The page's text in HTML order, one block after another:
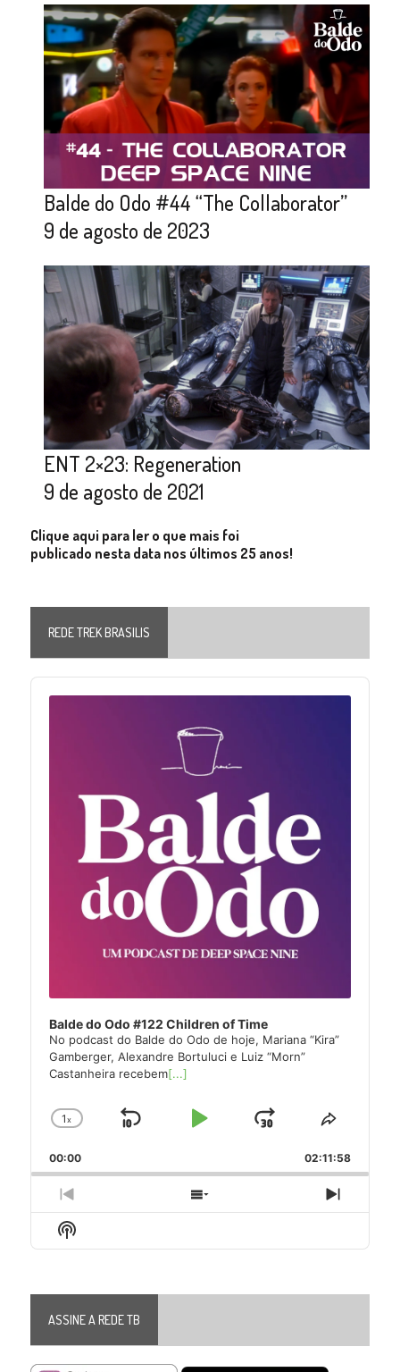
Balde do Odo #44 “The Collaborator”
9 de agosto de 2023
ENT 2×23: Regeneration
9 de agosto de 2021
Clique aqui para ler o que mais foi
publicado nesta data nos últimos 25 anos!
REDE TREK BRASILIS
Audio
Player
Balde do Odo #122 Children of Time
No podcast do Balde do Odo de hoje, Mariana “Kira”
Gamberger, Alexandre Bortuluci e Luiz “Morn”
Castanheira recebem[...]
Change
Rate
1x
Skip
Play
Jump
Forward
Share
Episode
00:00 02:11:58
Previous
Episode
Show
Episodes
Next
Episode
Show
Podcast
ASSINE A REDE TB